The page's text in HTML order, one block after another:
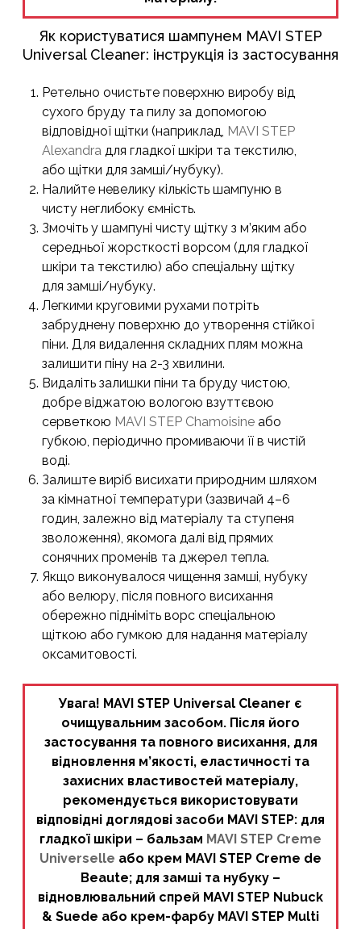
Як користуватися шампунем MAVI STEP
Universal Cleaner: інструкція із застосування
Ретельно очистьте поверхню виробу від
сухого бруду та пилу за допомогою
відповідної щітки (наприклад, MAVI STEP
Alexandra для гладкої шкіри та текстилю,
або щітки для замші/нубуку).
Налийте невелику кількість шампуню в
чисту неглибоку ємність.
Змочіть у шампуні чисту щітку з м’яким або
середньої жорсткості ворсом (для гладкої
шкіри та текстилю) або спеціальну щітку
для замші/нубуку.
Легкими круговими рухами потріть
забруднену поверхню до утворення стійкої
піни. Для видалення складних плям можна
залишити піну на 2-3 хвилини.
Видаліть залишки піни та бруду чистою,
добре віджатою вологою взуттєвою
серветкою MAVI STEP Chamoisine або
губкою, періодично промиваючи її в чистій
воді.
Залиште виріб висихати природним шляхом
за кімнатної температури (зазвичай 4–6
годин, залежно від матеріалу та ступеня
зволоження), якомога далі від прямих
сонячних променів та джерел тепла.
Якщо виконувалося чищення замші, нубуку
або велюру, після повного висихання
обережно підніміть ворс спеціальною
щіткою або гумкою для надання матеріалу
оксамитовості.
Увага! MAVI STEP Universal Cleaner є
очищувальним засобом. Після його
застосування та повного висихання, для
відновлення м’якості, еластичності та
захисних властивостей матеріалу,
рекомендується використовувати
відповідні доглядові засоби MAVI STEP: для
гладкої шкіри – бальзам MAVI STEP Creme
Universelle або крем MAVI STEP Creme de
Beaute; для замші та нубуку –
відновлювальний спрей MAVI STEP Nubuck
& Suede або крем-фарбу MAVI STEP Multi